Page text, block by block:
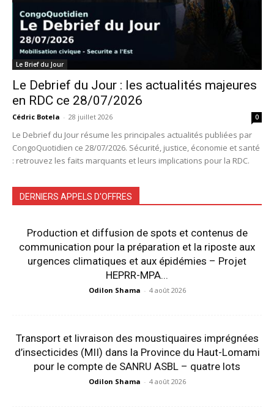
Le Brief du Jour
Le Debrief du Jour : les actualités majeures
en RDC ce 28/07/2026
Cédric Botela - 28 juillet 2026 0
Le Debrief du Jour résume les principales actualités publiées par
CongoQuotidien ce 28/07/2026. Sécurité, justice, économie et santé
: retrouvez les faits marquants et leurs implications pour la RDC.
DERNIERS APPELS D'OFFRES
Production et diffusion de spots et contenus de
communication pour la préparation et la riposte aux
urgences climatiques et aux épidémies – Projet
HEPRR-MPA...
Odilon Shama - 4 août 2026
Transport et livraison des moustiquaires imprégnées
d’insecticides (MII) dans la Province du Haut-Lomami
pour le compte de SANRU ASBL – quatre lots
Odilon Shama - 4 août 2026